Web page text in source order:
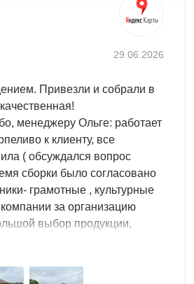
29.06.2026
Привезли и собрали в
менеджеру Ольге: работает
к клиенту, все
( обсуждался вопрос
сборки было согласовано
грамотные , культурные
за организацию
выбор продукции,